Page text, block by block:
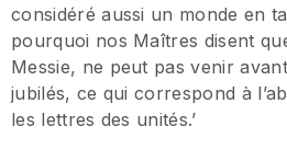
considéré aussi un monde en
pourquoi nos Maîtres disent
Messie, ne peut pas venir
jubilés, ce qui correspond à
les lettres des unités.’